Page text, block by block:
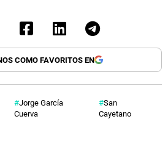
COMO FAVORITOS EN
Jorge García
Cuerva
San
Cayetano